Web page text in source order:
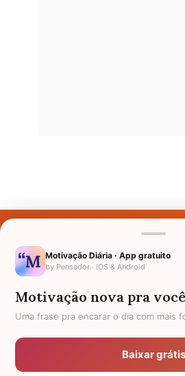
Nomes pelo
Política de
Anuncie
Motivação Diária · App gratuito
by Pensador · iOS & Android
Motivação nova pra
Uma frase pra encarar o dia com mais
Baixar grátis